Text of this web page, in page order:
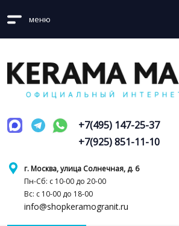
меню
г. Москва, улица Солнечная, д. 6
Пн-Сб: с 10-00 до 20-00
Вс: с 10-00 до 18-00
info@shopkeramogranit.ru
+7(495) 147-25-37
+7(925) 851-11-10